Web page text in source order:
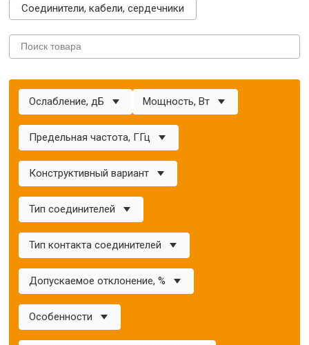
Соединители, кабели, сердечники
Ослабление, дБ Мощность, Вт
Предельная частота, ГГц
Конструктивный вариант
Тип соединителей
Тип контакта соединителей
Допускаемое отклонение, %
Особенности